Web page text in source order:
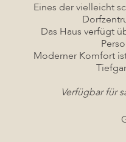
Eines der vielleicht
Das Haus verfügt
Moderner Komfort
Verfügbar für